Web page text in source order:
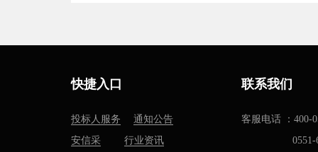
快捷入口
投标人服务
通知公告
安信采
行业资讯
联系我们
客服电话 ：400-
0551-